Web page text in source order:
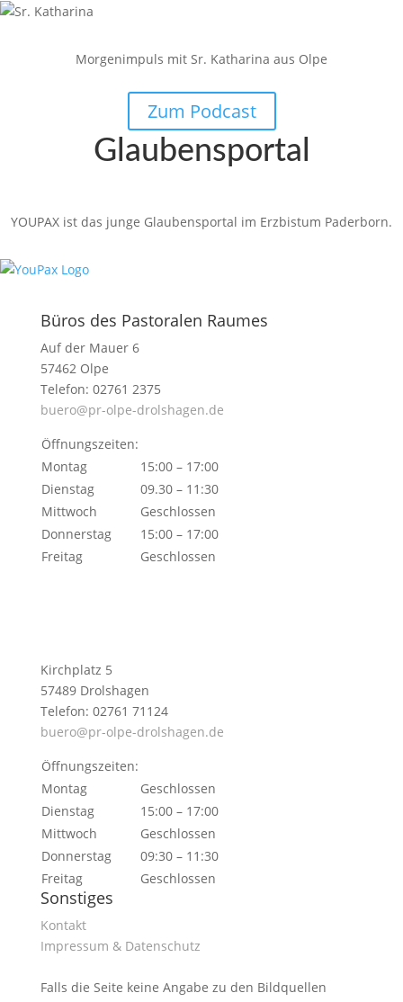
Morgen­im­puls mit Sr. Katha­rina aus Olpe
Zum Podcast
Glau­ben­s­portal
YOUPAX ist das junge Glau­ben­s­portal im Erzbistum Paderborn.
Büros des Pastoralen Raumes
Auf der Mauer 6
57462 Olpe
Telefon: 02761 2375
buero@pr-olpe-drolshagen.de
Öffnungszeiten:
Montag
15:00 – 17:00
Dienstag
09.30 – 11:30
Mittwoch
Geschlossen
Donnerstag
15:00 – 17:00
Freitag
Geschlossen
Kirchplatz 5
57489 Drolshagen
Telefon: 02761 71124
buero@pr-olpe-drolshagen.de
Öffnungszeiten:
Montag
Geschlossen
Dienstag
15:00 – 17:00
Mittwoch
Geschlossen
Donnerstag
09:30 – 11:30
Freitag
Geschlossen
Sonstiges
Kontakt
Impressum & Datenschutz
Falls die Seite keine Angabe zu den Bildquellen